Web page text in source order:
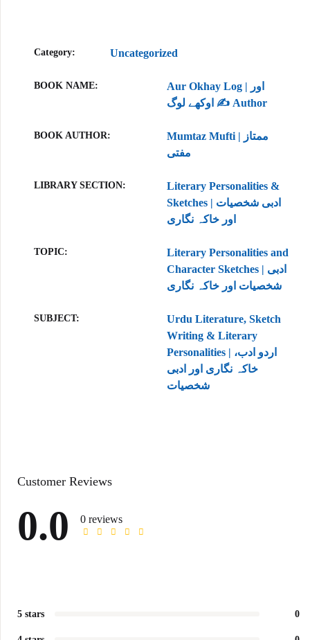
Category: Uncategorized
BOOK NAME
Aur Okhay Log | اور
اوکھے لوگ ✍️ Author
BOOK AUTHOR
Mumtaz Mufti | ممتاز
مفتی
LIBRARY SECTION
Literary Personalities &
Sketches | ادبی شخصیات
اور خاکہ نگاری
TOPIC
Literary Personalities and
Character Sketches | ادبی
شخصیات اور خاکہ نگاری
SUBJECT
Urdu Literature, Sketch
Writing & Literary
Personalities | اردو ادب،
خاکہ نگاری اور ادبی
شخصیات
Customer Reviews
0.0 0 reviews
5 stars 0